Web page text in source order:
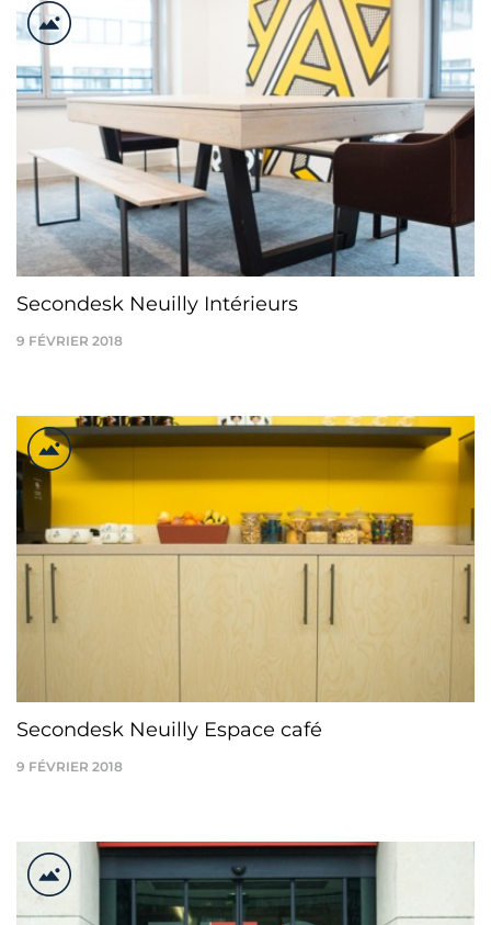
Secondesk Neuilly Intérieurs
9 FÉVRIER 2018
Secondesk Neuilly Espace café
9 FÉVRIER 2018